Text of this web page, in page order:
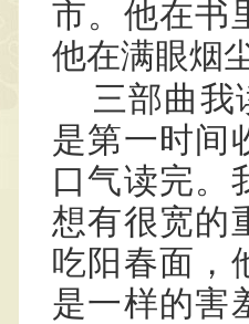
市。他在书
他在满眼烟
三部曲我
是第一时间
口气读完。
想有很宽的
吃阳春面，
是一样的害